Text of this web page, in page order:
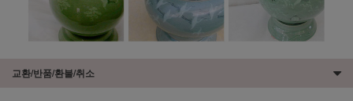
교환/반품/환불/취소